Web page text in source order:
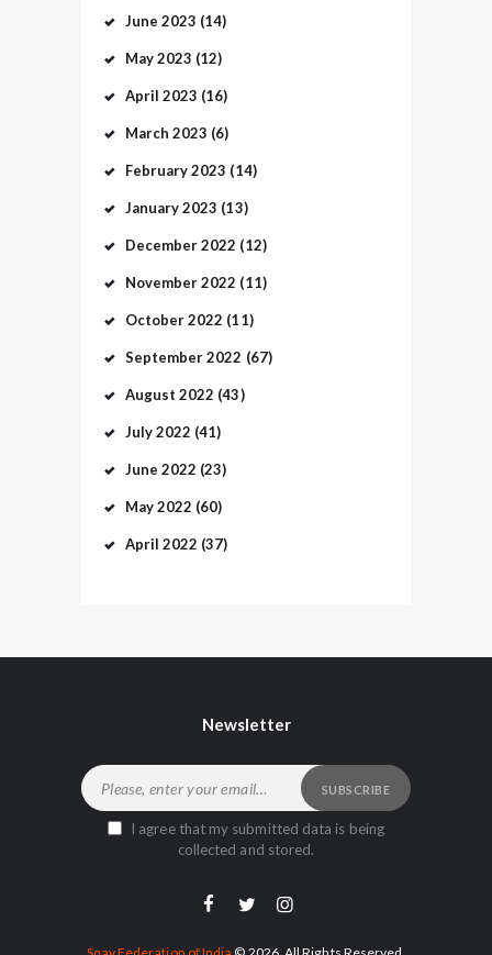
June 2023 (14)
May2023 (12)
April 2023 (16)
March 2023 (6)
February2023 (14)
January2023 (13)
December2022 (12)
November2022 (11)
October2022 (11)
September2022 (67)
August 2022 (43)
July2022 (41)
June 2022 (23)
May2022 (60)
April 2022 (37)
Newsletter
I agree that my submitted data is being
collected and stored.